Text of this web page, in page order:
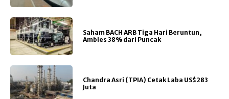
Saham BACH ARB Tiga Hari Beruntun,
Ambles 38% dari Puncak
Chandra Asri (TPIA) Cetak Laba US$283
Juta